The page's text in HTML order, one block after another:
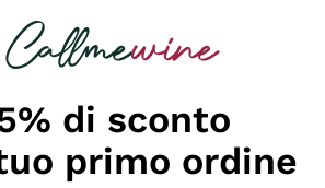
di sconto
primo ordine